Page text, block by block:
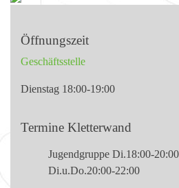
Öffnungszeit
Geschäftsstelle
Dienstag 18:00-19:00
Termine Kletterwand
Jugendgruppe Di.18:00-
Di.u.Do.20:00-22:00